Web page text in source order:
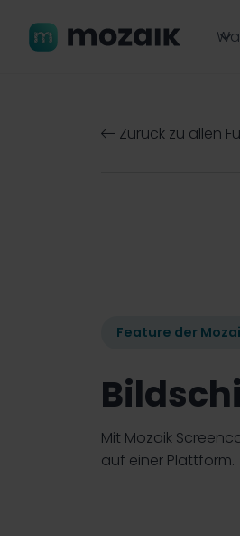
 Zurück zu allen
Feature der
Mit Mozaik
auf einer Plattform.